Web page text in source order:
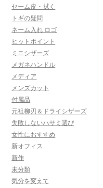
セーム皮・拭く
トギの疑問
ネーム入れ ロゴ
ヒットポイント
ミニシザーズ
メガネハンドル
メディア
メンズカット
付属品
元祖柳刃＆ドライシザーズ
失敗しないハサミ選び
女性におすすめ
新オフィス
新作
未分類
気分を変えて